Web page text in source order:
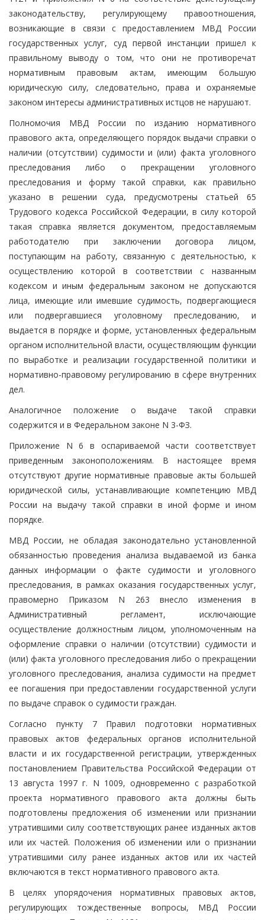
законодательству, регулирующему правоотношения,
возникающие в связи с предоставлением МВД России
государственных услуг, суд первой инстанции пришел к
правильному выводу о том, что они не противоречат
нормативным правовым актам, имеющим большую
юридическую силу, следовательно, права и охраняемые
законом интересы административных истцов не нарушают.
Полномочия МВД России по изданию нормативного
правового акта, определяющего порядок выдачи справки о
наличии (отсутствии) судимости и (или) факта уголовного
преследования либо о прекращении уголовного
преследования и форму такой справки, как правильно
указано в решении суда, предусмотрены статьей 65
Трудового кодекса Российской Федерации, в силу которой
такая справка является документом, предоставляемым
работодателю при заключении договора лицом,
поступающим на работу, связанную с деятельностью, к
осуществлению которой в соответствии с названным
кодексом и иным федеральным законом не допускаются
лица, имеющие или имевшие судимость, подвергающиеся
или подвергавшиеся уголовному преследованию, и
выдается в порядке и форме, установленных федеральным
органом исполнительной власти, осуществляющим функции
по выработке и реализации государственной политики и
нормативно-правовому регулированию в сфере внутренних
дел.
Аналогичное положение о выдаче такой справки
содержится и в Федеральном законе N 3-ФЗ.
Приложение N 6 в оспариваемой части соответствует
приведенным законоположениям. В настоящее время
отсутствуют другие нормативные правовые акты большей
юридической силы, устанавливающие компетенцию МВД
России на выдачу такой справки в иной форме и ином
порядке.
МВД России, не обладая законодательно установленной
обязанностью проведения анализа выдаваемой из банка
данных информации о факте судимости и уголовного
преследования, в рамках оказания государственных услуг,
правомерно Приказом N 263 внесло изменения в
Административный регламент, исключающие
осуществление должностным лицом, уполномоченным на
оформление справки о наличии (отсутствии) судимости и
(или) факта уголовного преследования либо о прекращении
уголовного преследования, анализа судимости на предмет
ее погашения при предоставлении государственной услуги
по выдаче справок о судимости граждан.
Согласно пункту 7 Правил подготовки нормативных
правовых актов федеральных органов исполнительной
власти и их государственной регистрации, утвержденных
постановлением Правительства Российской Федерации от
13 августа 1997 г. N 1009, одновременно с разработкой
проекта нормативного правового акта должны быть
подготовлены предложения об изменении или признании
утратившими силу соответствующих ранее изданных актов
или их частей. Положения об изменении или о признании
утратившими силу ранее изданных актов или их частей
включаются в текст нормативного правового акта.
В целях упорядочения нормативных правовых актов,
регулирующих тождественные вопросы, МВД России